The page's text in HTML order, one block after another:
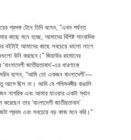
প্রসঙ্গ টেনে তিনি বলেন, “এখন পর্যন্ত
মনে হচ্ছে, আমাদের বিশিষ্ট সাংবাদিক
বইটাই আমাদের কাছে সবচেয়ে ভালো লাগে
উনি করছেন।” জিয়াউর রহমানের
জাতীয়তাবাদ’-এর ধারণাকে
বলেন, “আমি তো একজন বাংলাদেশী’—
আগে ছিল না। আমি যে পশ্চিমবঙ্গীয় বাঙালি
এবং আমার যাওয়ার একটা স্থান
তার ‘বাংলাদেশী জাতীয়তাবাদ’
প্রথম এবং সবচেয়ে বড় কাজ মনে করি।”